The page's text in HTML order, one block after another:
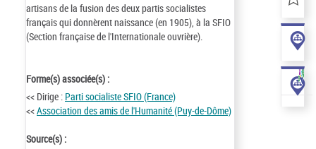
artisans de la fusion des deux partis socialistes
français qui donnèrent naissance (en 1905), à la SFIO
(Section française de l'Internationale ouvrière).
Forme(s) associée(s) :
<< Dirige : Parti socialiste SFIO (France)
<<Association des amis de l'Humanité (Puy-de-Dôme)
Source(s) :